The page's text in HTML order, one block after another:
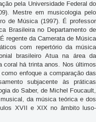
pela Universidade Federal do
Mestre em musicologia pelo
de Música (1997). É professor
Brasileira no Departamento de
regente da Camerata de Música
com repertório da música
brasileiro Atua na área da
coral há trinta anos. Nos últimos
enfoque a comparação das
subjacente às práticas
do Saber, de Michel Foucault,
da música teórica e dos
XVII e XIX no âmbito luso-